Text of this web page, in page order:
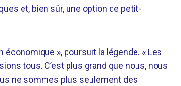
et, bien sûr, une option de petit-
», poursuit la légende. « Les
tous. C’est plus grand que nous, nous
ne sommes plus seulement des